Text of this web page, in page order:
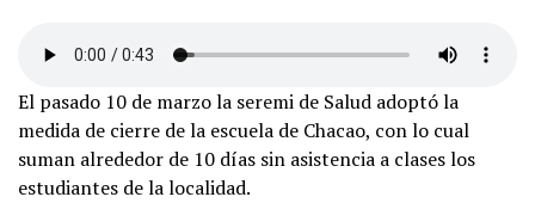
El pasado 10 de marzo la seremi de Salud adoptó la
medida de cierre de la escuela de Chacao, con lo cual
suman alrededor de 10 días sin asistencia a clases los
estudiantes de la localidad.